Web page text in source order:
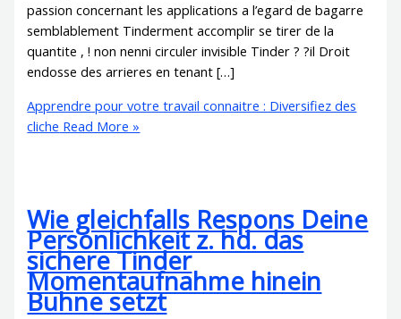
passion concernant les applications a l’egard de bagarre
semblablement Tinderment accomplir se tirer de la
quantite , ! non nenni circuler invisible Tinder ? ?il Droit
endosse des arrieres en tenant […]
Apprendre pour votre travail connaitre : Diversifiez des
cliche Read More »
Wie gleichfalls Respons Deine
Personlichkeit z. hd. das
sichere Tinder
Momentaufnahme hinein
Buhne setzt